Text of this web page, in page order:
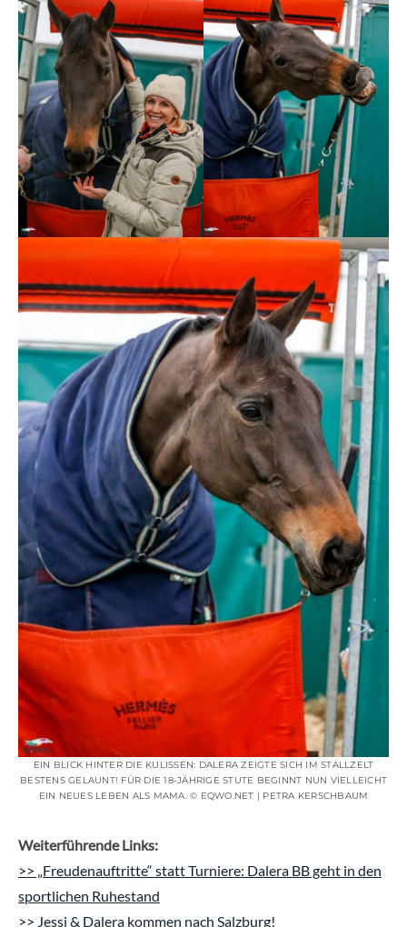
EIN BLICK HINTER DIE KULISSEN: DALERA ZEIGTE SICH IM STALLZELT
BESTENS GELAUNT! FÜR DIE 18-JÄHRIGE STUTE BEGINNT NUN VIELLEICHT
EIN NEUES LEBEN ALS MAMA. © EQWO.NET | PETRA KERSCHBAUM
Weiterführende Links:
>> „Freudenauftritte“ statt Turniere: Dalera BB geht in den
sportlichen Ruhestand
>> Jessi & Dalera kommen nach Salzburg!